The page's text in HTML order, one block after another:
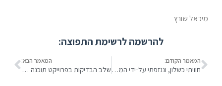
מיכאל שורץ
להרשמה לרשימת התפוצה:
המאמר הקודם:
חוויתי כשלון, וננזפתי על-ידי המנהל השלי
המאמר הבא:
שלב הבדיקות בפרוייקט תוכנה – הרבה יותר מבדיקות